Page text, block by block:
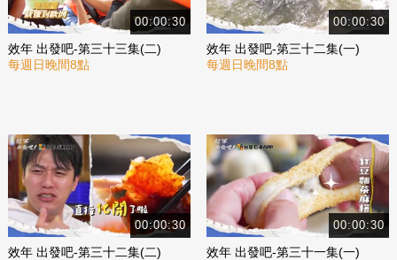
00:00:30
效年 出發吧-第三十三集(二)
每週日晚間8點
00:00:30
效年 出發吧-第三十二集(一)
每週日晚間8點
00:00:30
效年 出發吧-第三十二集(二)
00:00:30
效年 出發吧-第三十一集(一)